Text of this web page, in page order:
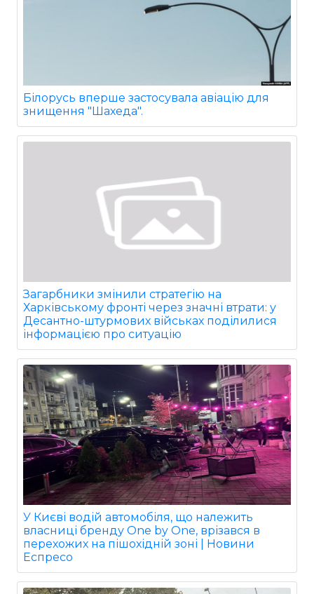
Білорусь вперше застосувала авіацію для
знищення "Шахеда".
Загарбники змінили стратегію на
Харківському фронті через значні втрати: у
Десантно-штурмових військах поділилися
інформацією про ситуацію
У Києві водій автомобіля, що належить
власниці бренду One by One, врізався в
перехожих на пішохідній зоні | Новини
Еспресо